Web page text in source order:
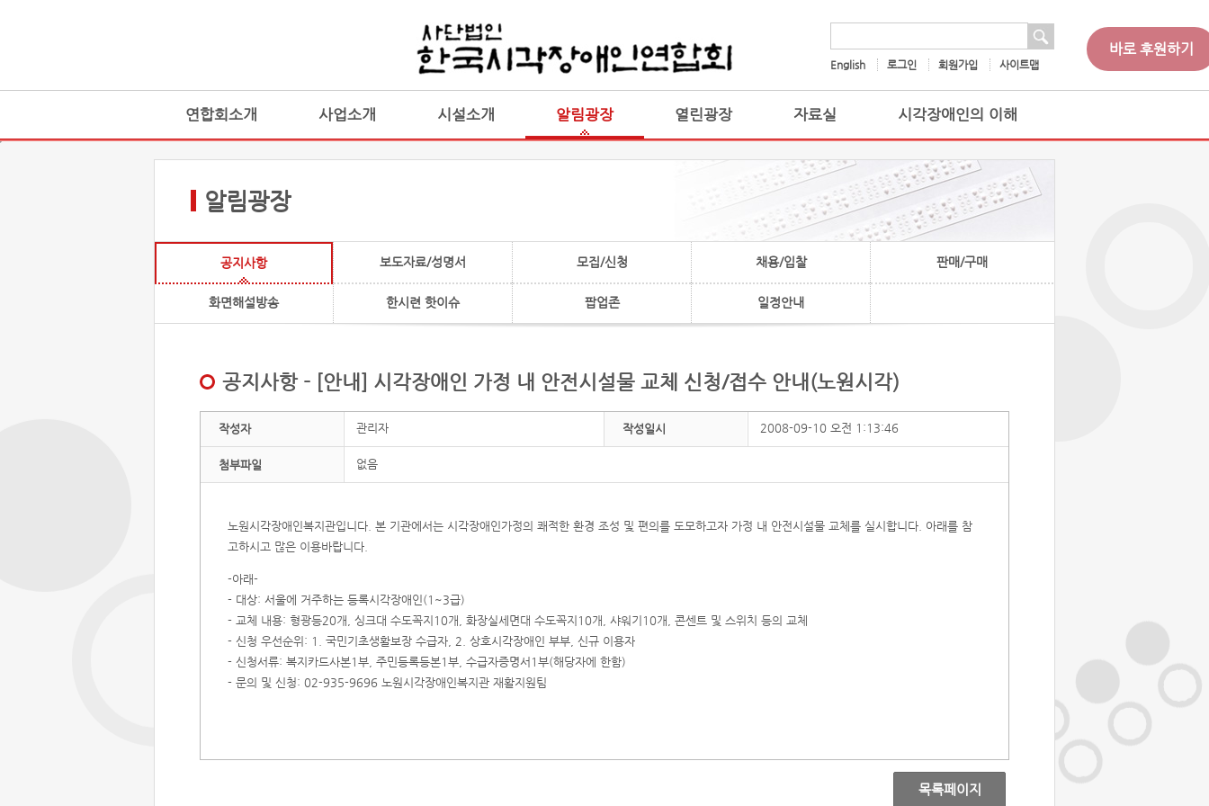
English 로그인 회원가입 사이트맵
바로 후원하기
연합회소개 사업소개 시설소개 알림광장 열린광장 자료실 시각장애인의 이해
알림광장
공지사항 보도자료/성명서 모집/신청 채용/입찰 판매/구매
화면해설방송 한시련 핫이슈 팝업존 일정안내
공지사항 - [안내] 시각장애인 가정 내 안전시설물 교체 신청/접수 안내(노원시각)
작성자 관리자 작성일시 2008-09-10 오전 1:13:46
첨부파일 없음
노원시각장애인복지관입니다. 본 기관에서는 시각장애인가정의 쾌적한 환경 조성 및 편의를 도모하고자 가정 내 안전시설물 교체를 실시합니다. 아래를 참
고하시고 많은 이용바랍니다.
-아래-
- 대상: 서울에 거주하는 등록시각장애인(1~3급)
- 교체 내용: 형광등20개, 싱크대 수도꼭지10개, 화장실세면대 수도꼭지10개, 샤워기10개, 콘센트 및 스위치 등의 교체
- 신청 우선순위: 1. 국민기초생활보장 수급자, 2. 상호시각장애인 부부, 신규 이용자
- 신청서류: 복지카드사본1부, 주민등록등본1부, 수급자증명서1부(해당자에 한함)
- 문의 및 신청: 02-935-9696 노원시각장애인복지관 재활지원팀
목록페이지